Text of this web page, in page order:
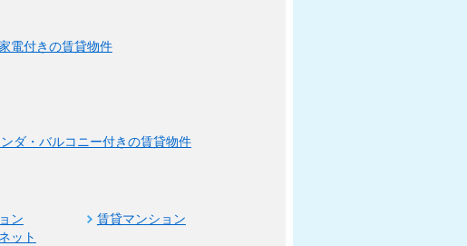
電付きの賃貸物件
ダ・バルコニー付きの賃貸物件
ン
賃貸マンション
ット